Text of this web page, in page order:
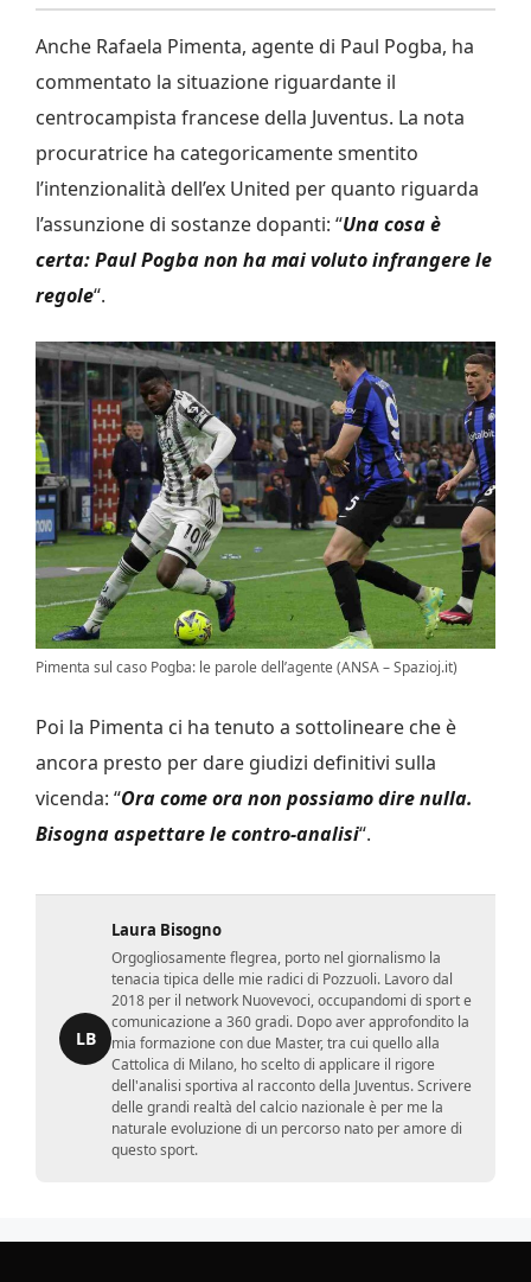
Anche Rafaela Pimenta, agente di Paul Pogba, ha
commentato la situazione riguardante il
centrocampista francese della Juventus. La nota
procuratrice ha categoricamente smentito
l’intenzionalità dell’ex United per quanto riguarda
l’assunzione di sostanze dopanti: “Una cosa è
certa: Paul Pogba non ha mai voluto infrangere le
regole“.
Pimenta sul caso Pogba: le parole dell’agente (ANSA – Spazioj.it)
Poi la Pimenta ci ha tenuto a sottolineare che è
ancora presto per dare giudizi definitivi sulla
vicenda: “Ora come ora non possiamo dire nulla.
Bisogna aspettare le contro-analisi“.
LB
Laura Bisogno
Orgogliosamente flegrea, porto nel giornalismo la
tenacia tipica delle mie radici di Pozzuoli. Lavoro dal
2018 per il network Nuovevoci, occupandomi di sport e
comunicazione a 360 gradi. Dopo aver approfondito la
mia formazione con due Master, tra cui quello alla
Cattolica di Milano, ho scelto di applicare il rigore
dell'analisi sportiva al racconto della Juventus. Scrivere
delle grandi realtà del calcio nazionale è per me la
naturale evoluzione di un percorso nato per amore di
questo sport.